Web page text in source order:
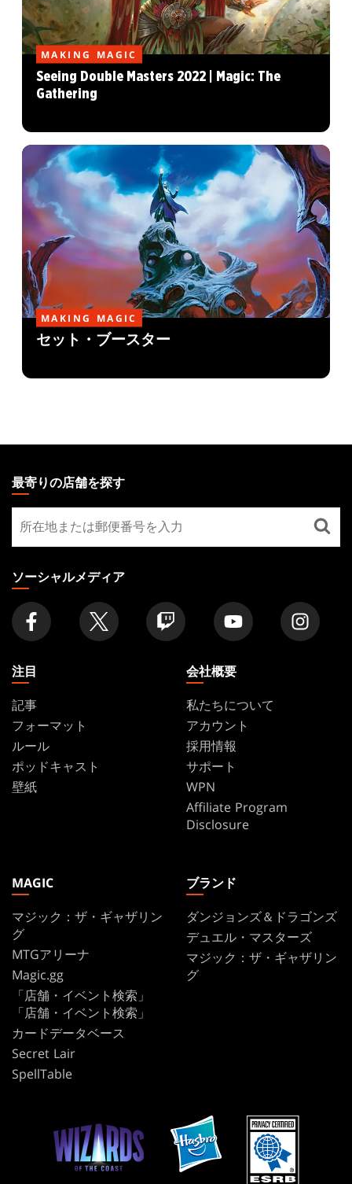
MAKING MAGIC
Seeing Double Masters 2022 | Magic: The
Gathering
MAKING MAGIC
セット・ブースター
THE
GATHERING
FOOTER
最寄りの店舗を探す
寄
り
の
店
舗
を
探
ソーシャルメディア
注目
記事
フォーマット
ルール
ポッドキャスト
壁紙
会社概要
私たちについて
アカウント
採用情報
サポート
WPN
Affiliate Program
Disclosure
MAGIC
マジック：ザ・ギャザリン
グ
MTGアリーナ
Magic.gg
「店舗・イベント検索」
「店舗・イベント検索」
カードデータベース
Secret Lair
SpellTable
ブランド
ダンジョンズ＆ドラゴンズ
デュエル・マスターズ
マジック：ザ・ギャザリン
グ